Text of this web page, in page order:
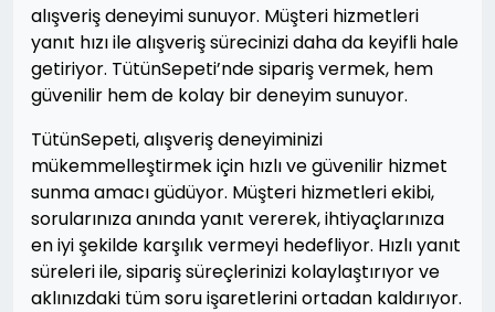
alışveriş deneyimi sunuyor. Müşteri hizmetleri
yanıt hızı ile alışveriş sürecinizi daha da keyifli hale
getiriyor. TütünSepeti’nde sipariş vermek, hem
güvenilir hem de kolay bir deneyim sunuyor.
TütünSepeti, alışveriş deneyiminizi
mükemmelleştirmek için hızlı ve güvenilir hizmet
sunma amacı güdüyor. Müşteri hizmetleri ekibi,
sorularınıza anında yanıt vererek, ihtiyaçlarınıza
en iyi şekilde karşılık vermeyi hedefliyor. Hızlı yanıt
süreleri ile, sipariş süreçlerinizi kolaylaştırıyor ve
aklınızdaki tüm soru işaretlerini ortadan kaldırıyor.